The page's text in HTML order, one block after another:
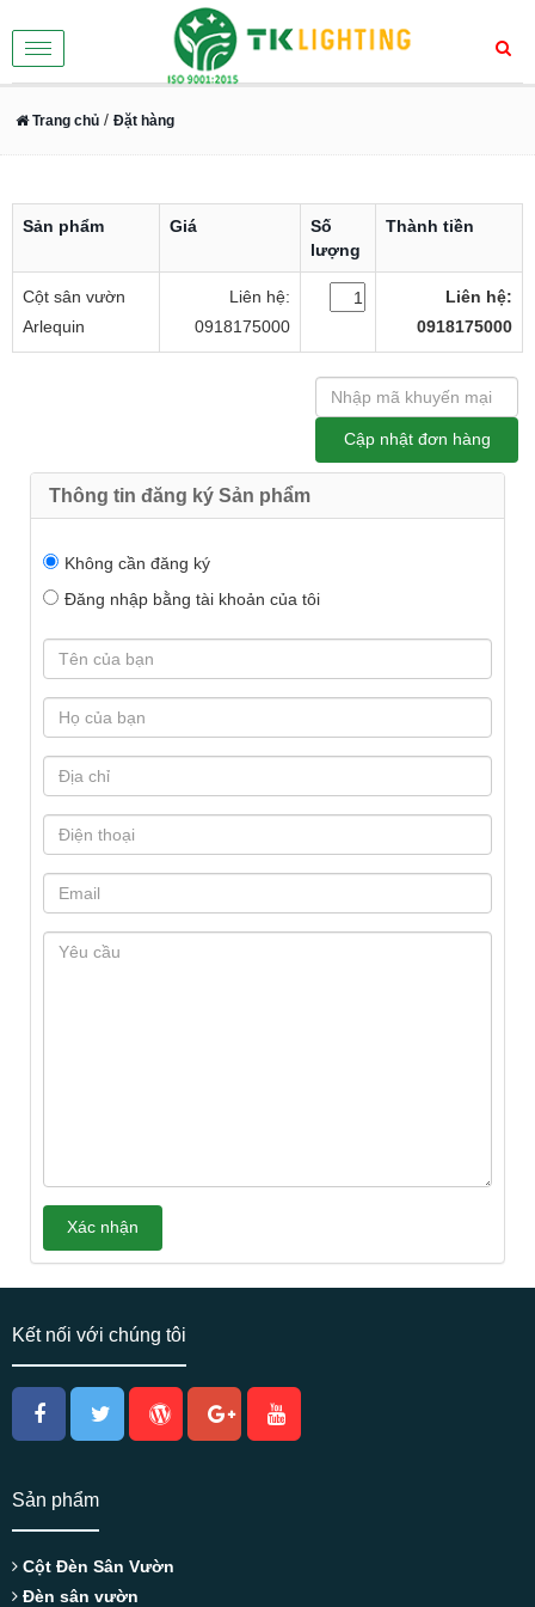
Toggle
navigation
Trang chủ / Đặt hàng
Sản phẩm Giá
Số
lượng
Thành tiền
Cột sân vườn
Arlequin
Liên hệ:
0918175000
Liên hệ:
0918175000
Thông tin đăng ký Sản phẩm
Không cần đăng ký
Đăng nhập bằng tài khoản của tôi
Kết nối với chúng tôi
Sản phẩm
Cột Đèn Sân Vườn
Đèn sân vườn